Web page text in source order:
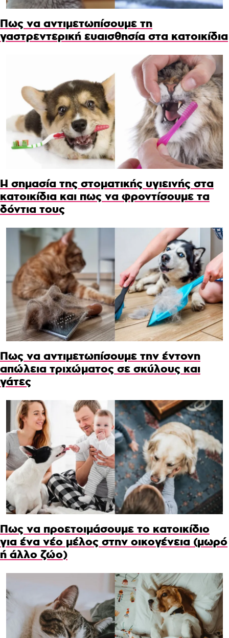
Πως να αντιμετωπίσουμε τη
γαστρεντερική ευαισθησία στα κατοικίδια
Η σημασία της στοματικής υγιεινής στα
κατοικίδια και πως να φροντίσουμε τα
δόντια τους
Πως να αντιμετωπίσουμε την έντονη
απώλεια τριχώματος σε σκύλους και
γάτες
Πως να προετοιμάσουμε το κατοικίδιο
για ένα νέο μέλος στην οικογένεια (μωρό
ή άλλο ζώο)